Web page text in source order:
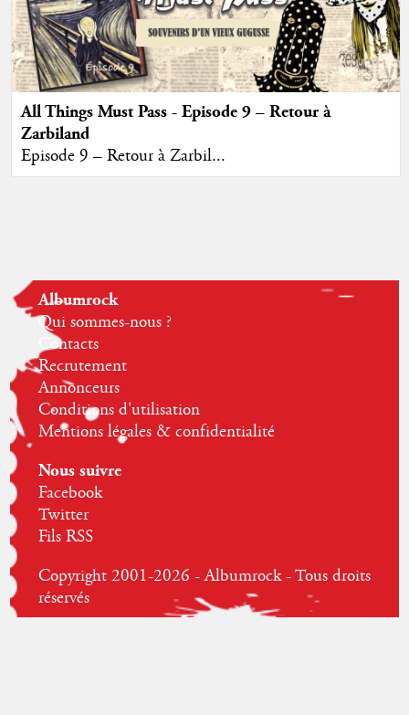
All Things Must Pass - Episode 9 – Retour à
Zarbiland
Episode 9 – Retour à Zarbil...
Albumrock
Qui sommes-nous ?
Contacts
Recrutement
Annonceurs
Conditions d'utilisation
Mentions légales & confidentialité
Nous suivre
Facebook
Twitter
Fils RSS
Copyright 2001-2026 - Albumrock - Tous droits
réservés